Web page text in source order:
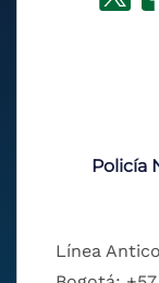
Policía
Línea